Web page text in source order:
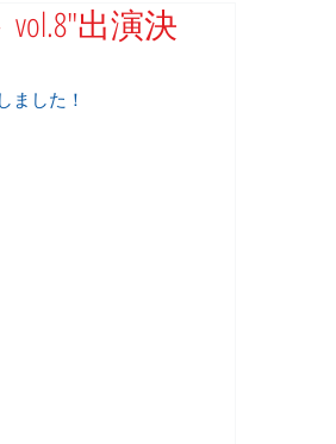
出演決
ました！